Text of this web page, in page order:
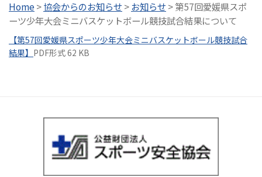
Home>協会からのお知らせ >お知らせ >第57回愛媛県スポ
ーツ少年大会ミニバスケットボール競技試合結果について
【第57回愛媛県スポーツ少年大会ミニバスケットボール競技試合
結果】 PDF形式 62 KB